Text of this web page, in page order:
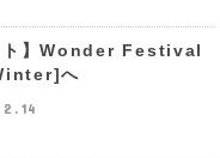
ト】Wonder Festival
へ